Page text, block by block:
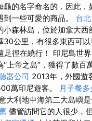
龜的名字命名的，因此，
到一些可愛的商品。 台
小森林島，位於加拿大西
30公里，有很多東西可
足徑在繞行！ 印尼島世
“上帝之島”，獲得了數百
器公司 2013年，外國遊
萬印尼遊客。 月子餐
大利地中海第二大島嶼
儘管訪問它的人很少，